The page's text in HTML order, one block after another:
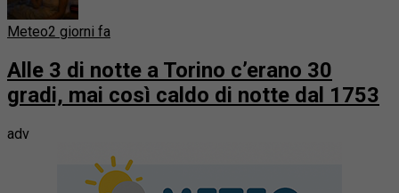
Meteo2 giorni fa
Alle 3 di notte a Torino c’erano 30
gradi, mai così caldo di notte dal 1753
adv